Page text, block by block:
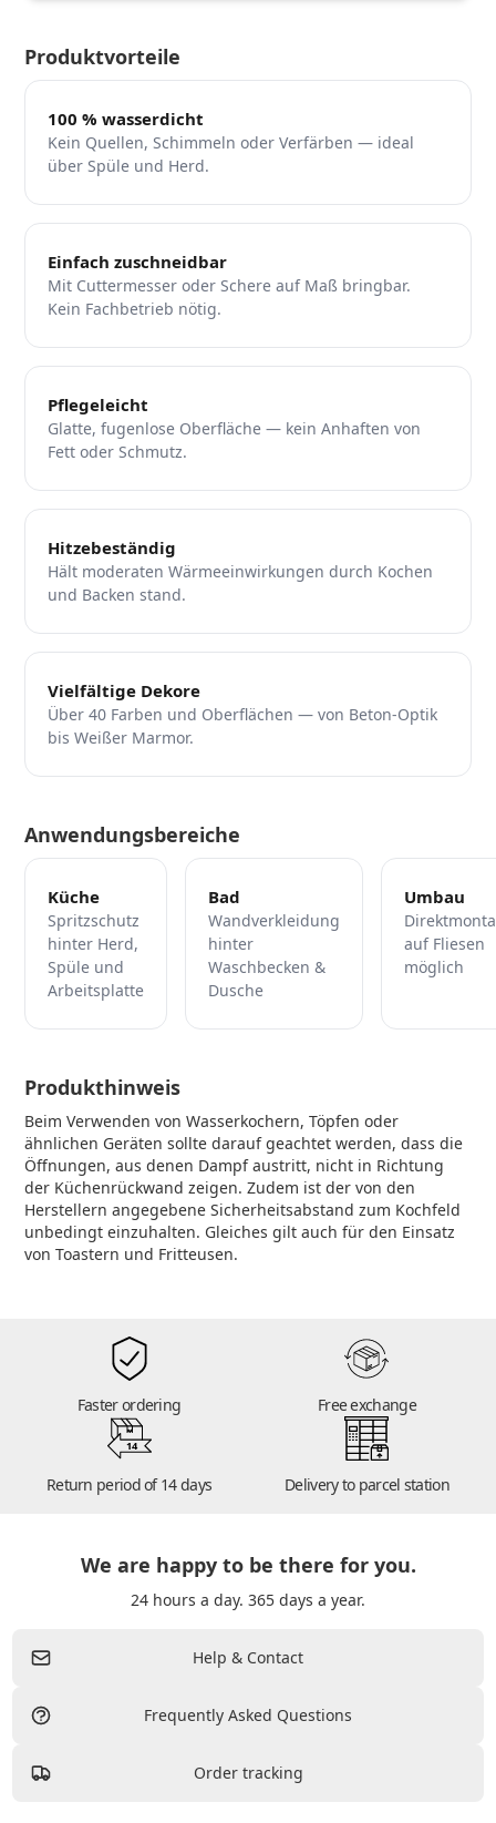
Produktvorteile
100 % wasserdicht
Kein Quellen, Schimmeln oder Verfärben — ideal
über Spüle und Herd.
Einfach zuschneidbar
Mit Cuttermesser oder Schere auf Maß bringbar.
Kein Fachbetrieb nötig.
Pflegeleicht
Glatte, fugenlose Oberfläche — kein Anhaften von
Fett oder Schmutz.
Hitzebeständig
Hält moderaten Wärmeeinwirkungen durch Kochen
und Backen stand.
Vielfältige Dekore
Über 40 Farben und Oberflächen — von Beton-Optik
bis Weißer Marmor.
Anwendungsbereiche
Küche
Spritzschutz
hinter Herd,
Spüle und
Arbeitsplatte
Bad
Wandverkleidung
hinter
Waschbecken &
Dusche
Umbau
auf Fliesen
möglich
Produkthinweis
Beim Verwenden von Wasserkochern, Töpfen oder
ähnlichen Geräten sollte darauf geachtet werden, dass die
Öffnungen, aus denen Dampf austritt, nicht in Richtung
der Küchenrückwand zeigen. Zudem ist der von den
Herstellern angegebene Sicherheitsabstand zum Kochfeld
unbedingt einzuhalten. Gleiches gilt auch für den Einsatz
von Toastern und Fritteusen.
Faster ordering Free exchange
14
Return period of 14 days Delivery to parcel station
We are happy to be there for you.
24 hours a day. 365 days a year.
Help & Contact
Frequently Asked Questions
Order tracking